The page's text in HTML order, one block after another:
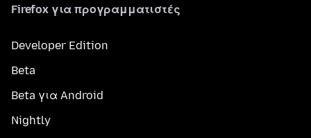
Firefox για προγραμματιστές
Developer Edition
Beta
Beta για Android
Nightly